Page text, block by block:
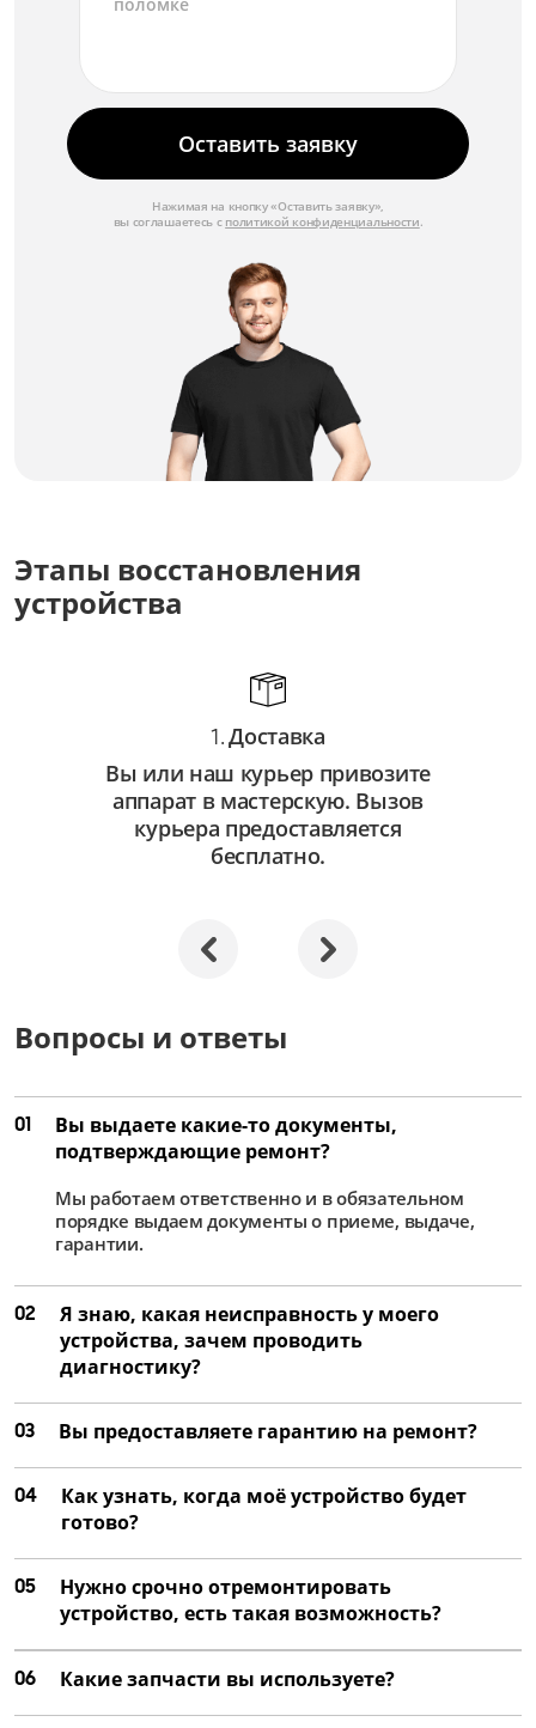
Замена матрицы
от 4 500 ₽
Замена крепежных элементов
Замена блока питания
Восстановление герметичности
Оставить заявку
Нажимая на кнопку «Оставить заявку»,
вы соглашаетесь с политикой конфиденциальности.
Этапы восстановления
устройства
1.Доставка
Вы или наш курьер привозите
аппарат в мастерскую. Вызов
курьера предоставляется
бесплатно.
Вопросы и ответы
01
Вы выдаете какие-то документы,
подтверждающие ремонт?
Мы работаем ответственно и в обязательном
порядке выдаем документы о приеме, выдаче,
гарантии.
02
Я знаю, какая неисправность у моего
устройства, зачем проводить
диагностику?
03 Вы предоставляете гарантию на ремонт?
04
Как узнать, когда моё устройство будет
готово?
05
Нужно срочно отремонтировать
устройство, есть такая возможность?
06 Какие запчасти вы используете?